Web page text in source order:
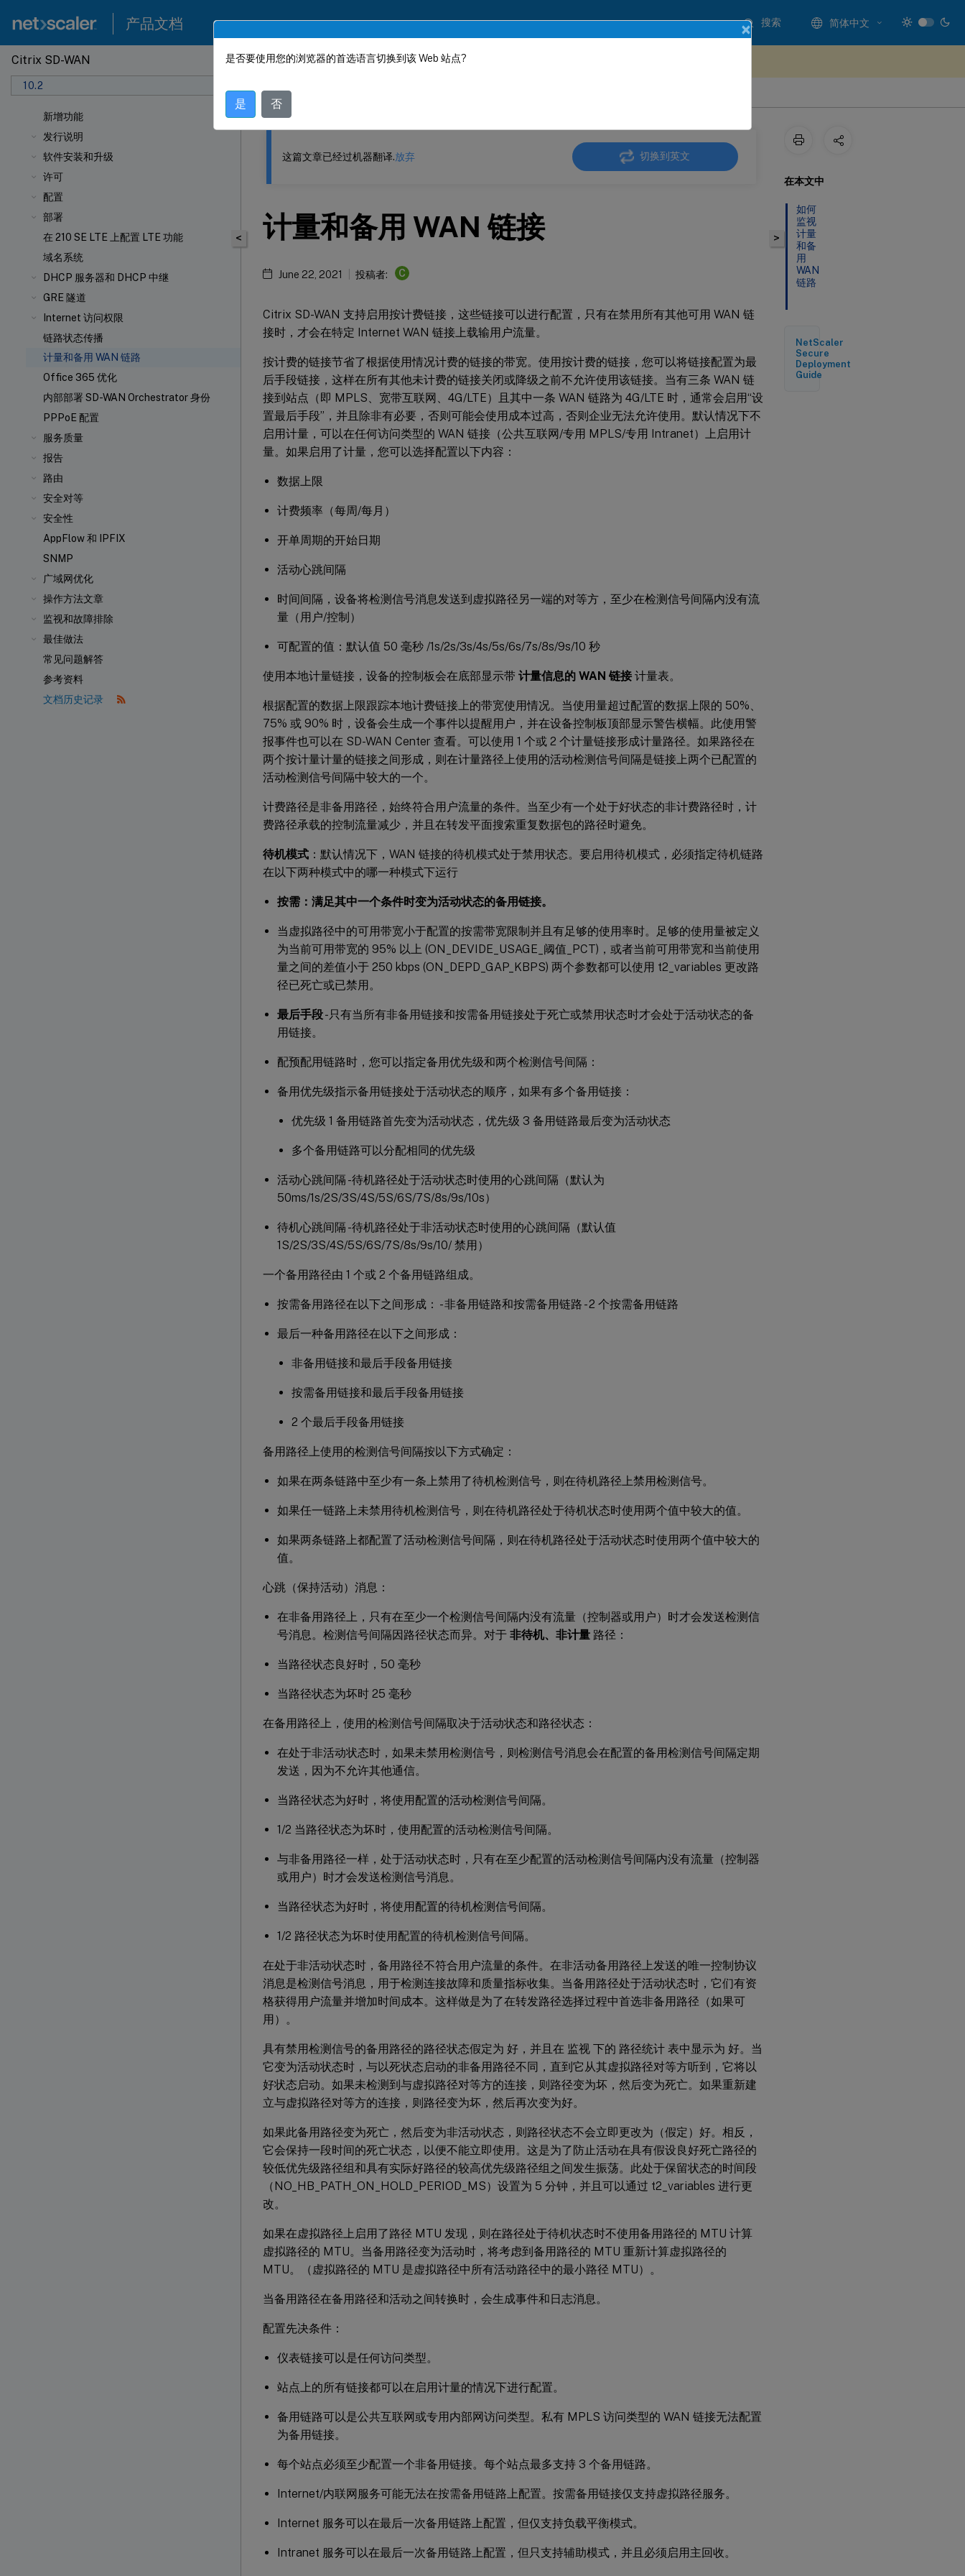
产品文档 搜索 简体中文
Citrix SD-WAN
10.2
新增功能
发行说明
软件安装和升级
许可
配置
部署
在 210 SE LTE 上配置 LTE 功能
域名系统
DHCP 服务器和 DHCP 中继
GRE 隧道
Internet 访问权限
链路状态传播
计量和备用 WAN 链路
Office 365 优化
内部部署 SD-WAN Orchestrator 身份
PPPoE 配置
服务质量
报告
路由
安全对等
安全性
AppFlow 和 IPFIX
SNMP
广域网优化
操作方法文章
监视和故障排除
最佳做法
常见问题解答
参考资料
文档历史记录
此内容已经过机器动态翻译。
<
这篇文章已经过机器翻译.放弃 切换到英文
计量和备用 WAN 链接
June 22, 2021 投稿者: C
Citrix SD-WAN 支持启用按计费链接，这些链接可以进行配置，只有在禁用所有其他可用 WAN 链
接时，才会在特定 Internet WAN 链接上载输用户流量。
按计费的链接节省了根据使用情况计费的链接的带宽。使用按计费的链接，您可以将链接配置为最
后手段链接，这样在所有其他未计费的链接关闭或降级之前不允许使用该链接。当有三条 WAN 链
接到站点（即 MPLS、宽带互联网、4G/LTE）且其中一条 WAN 链路为 4G/LTE 时，通常会启用“设
置最后手段”，并且除非有必要，否则可能会使用成本过高，否则企业无法允许使用。默认情况下不
启用计量，可以在任何访问类型的 WAN 链接（公共互联网/专用 MPLS/专用 Intranet）上启用计
量。如果启用了计量，您可以选择配置以下内容：
数据上限
计费频率（每周/每月）
开单周期的开始日期
活动心跳间隔
时间间隔，设备将检测信号消息发送到虚拟路径另一端的对等方，至少在检测信号间隔内没有流
量（用户/控制）
可配置的值：默认值 50 毫秒 /1s/2s/3s/4s/5s/6s/7s/8s/9s/10 秒
使用本地计量链接，设备的控制板会在底部显示带 计量信息的 WAN 链接 计量表。
根据配置的数据上限跟踪本地计费链接上的带宽使用情况。当使用量超过配置的数据上限的 50%、
75% 或 90% 时，设备会生成一个事件以提醒用户，并在设备控制板顶部显示警告横幅。此使用警
报事件也可以在 SD-WAN Center 查看。可以使用 1 个或 2 个计量链接形成计量路径。如果路径在
两个按计量计量的链接之间形成，则在计量路径上使用的活动检测信号间隔是链接上两个已配置的
活动检测信号间隔中较大的一个。
计费路径是非备用路径，始终符合用户流量的条件。当至少有一个处于好状态的非计费路径时，计
费路径承载的控制流量减少，并且在转发平面搜索重复数据包的路径时避免。
待机模式 ：默认情况下，WAN 链接的待机模式处于禁用状态。要启用待机模式，必须指定待机链路
在以下两种模式中的哪一种模式下运行
按需：满足其中一个条件时变为活动状态的备用链接。
当虚拟路径中的可用带宽小于配置的按需带宽限制并且有足够的使用率时。足够的使用量被定义
为当前可用带宽的 95% 以上 (ON_DEVIDE_USAGE_阈值_PCT)，或者当前可用带宽和当前使用
量之间的差值小于 250 kbps (ON_DEPD_GAP_KBPS) 两个参数都可以使用 t2_variables 更改路
径已死亡或已禁用。
最后手段-只有当所有非备用链接和按需备用链接处于死亡或禁用状态时才会处于活动状态的备
用链接。
配预配用链路时，您可以指定备用优先级和两个检测信号间隔：
备用优先级指示备用链接处于活动状态的顺序，如果有多个备用链接：
优先级 1 备用链路首先变为活动状态，优先级 3 备用链路最后变为活动状态
多个备用链路可以分配相同的优先级
活动心跳间隔 -待机路径处于活动状态时使用的心跳间隔（默认为
50ms/1s/2S/3S/4S/5S/6S/7S/8s/9s/10s）
待机心跳间隔 -待机路径处于非活动状态时使用的心跳间隔（默认值
1S/2S/3S/4S/5S/6S/7S/8s/9s/10/ 禁用）
一个备用路径由 1 个或 2 个备用链路组成。
按需备用路径在以下之间形成： - 非备用链路和按需备用链路 - 2 个按需备用链路
最后一种备用路径在以下之间形成：
非备用链接和最后手段备用链接
按需备用链接和最后手段备用链接
2 个最后手段备用链接
备用路径上使用的检测信号间隔按以下方式确定：
如果在两条链路中至少有一条上禁用了待机检测信号，则在待机路径上禁用检测信号。
如果任一链路上未禁用待机检测信号，则在待机路径处于待机状态时使用两个值中较大的值。
如果两条链路上都配置了活动检测信号间隔，则在待机路径处于活动状态时使用两个值中较大的
值。
心跳（保持活动）消息：
在非备用路径上，只有在至少一个检测信号间隔内没有流量（控制器或用户）时才会发送检测信
号消息。检测信号间隔因路径状态而异。对于 非待机、非计量 路径：
当路径状态良好时，50 毫秒
当路径状态为坏时 25 毫秒
在备用路径上，使用的检测信号间隔取决于活动状态和路径状态：
在处于非活动状态时，如果未禁用检测信号，则检测信号消息会在配置的备用检测信号间隔定期
发送，因为不允许其他通信。
当路径状态为好时，将使用配置的活动检测信号间隔。
1/2 当路径状态为坏时，使用配置的活动检测信号间隔。
与非备用路径一样，处于活动状态时，只有在至少配置的活动检测信号间隔内没有流量（控制器
或用户）时才会发送检测信号消息。
当路径状态为好时，将使用配置的待机检测信号间隔。
1/2 路径状态为坏时使用配置的待机检测信号间隔。
在处于非活动状态时，备用路径不符合用户流量的条件。在非活动备用路径上发送的唯一控制协议
消息是检测信号消息，用于检测连接故障和质量指标收集。当备用路径处于活动状态时，它们有资
格获得用户流量并增加时间成本。这样做是为了在转发路径选择过程中首选非备用路径（如果可
用）。
具有禁用检测信号的备用路径的路径状态假定为 好，并且在 监视 下的 路径统计 表中显示为 好。当
它变为活动状态时，与以死状态启动的非备用路径不同，直到它从其虚拟路径对等方听到，它将以
好状态启动。如果未检测到与虚拟路径对等方的连接，则路径变为坏，然后变为死亡。如果重新建
立与虚拟路径对等方的连接，则路径变为坏，然后再次变为好。
如果此备用路径变为死亡，然后变为非活动状态，则路径状态不会立即更改为（假定）好。相反，
它会保持一段时间的死亡状态，以便不能立即使用。这是为了防止活动在具有假设良好死亡路径的
较低优先级路径组和具有实际好路径的较高优先级路径组之间发生振荡。此处于保留状态的时间段
（NO_HB_PATH_ON_HOLD_PERIOD_MS）设置为 5 分钟，并且可以通过 t2_variables 进行更
改。
如果在虚拟路径上启用了路径 MTU 发现，则在路径处于待机状态时不使用备用路径的 MTU 计算
虚拟路径的 MTU。当备用路径变为活动时，将考虑到备用路径的 MTU 重新计算虚拟路径的
MTU。（虚拟路径的 MTU 是虚拟路径中所有活动路径中的最小路径 MTU）。
当备用路径在备用路径和活动之间转换时，会生成事件和日志消息。
配置先决条件：
仪表链接可以是任何访问类型。
站点上的所有链接都可以在启用计量的情况下进行配置。
备用链路可以是公共互联网或专用内部网访问类型。私有 MPLS 访问类型的 WAN 链接无法配置
为备用链接。
每个站点必须至少配置一个非备用链接。每个站点最多支持 3 个备用链路。
Internet/内联网服务可能无法在按需备用链路上配置。按需备用链接仅支持虚拟路径服务。
Internet 服务可以在最后一次备用链路上配置，但仅支持负载平衡模式。
Intranet 服务可以在最后一次备用链路上配置，但只支持辅助模式，并且必须启用主回收。
>
在本文中
如何
监视
计量
和备
用
WAN
链路
NetScaler
Secure
Deployment
Guide
×
是否要使用您的浏览器的首选语言切换到该 Web 站点?
是 否